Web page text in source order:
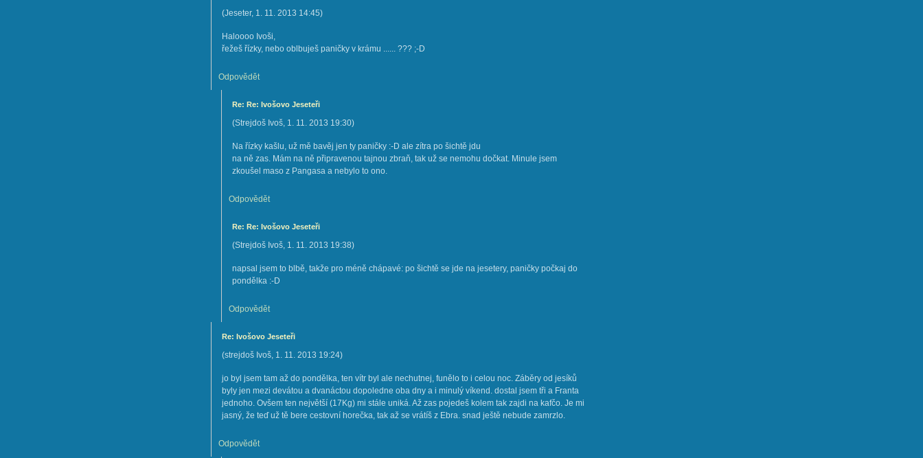
(Jeseter, 1. 11. 2013 14:45)
Haloooo Ivoši,
řežeš řízky, nebo oblbuješ paničky v krámu ...... ??? ;-D
Odpovědět
Re: Re: Ivošovo Jeseteři
(Strejdoš Ivoš, 1. 11. 2013 19:30)
Na řízky kašlu, už mě bavěj jen ty paničky :-D ale zítra po šichtě jdu
na ně zas. Mám na ně připravenou tajnou zbraň, tak už se nemohu dočkat. Minule jsem
zkoušel maso z Pangasa a nebylo to ono.
Odpovědět
Re: Re: Ivošovo Jeseteři
(Strejdoš Ivoš, 1. 11. 2013 19:38)
napsal jsem to blbě, takže pro méně chápavé: po šichtě se jde na jesetery, paničky počkaj do
pondělka :-D
Odpovědět
Re: Ivošovo Jeseteři
(strejdoš Ivoš, 1. 11. 2013 19:24)
jo byl jsem tam až do pondělka, ten vítr byl ale nechutnej, funělo to i celou noc. Záběry od jesíků
byly jen mezi devátou a dvanáctou dopoledne oba dny a i minulý víkend. dostal jsem tři a Franta
jednoho. Ovšem ten největší (17Kg) mi stále uniká. Až zas pojedeš kolem tak zajdi na kafčo. Je mi
jasný, že teď už tě bere cestovní horečka, tak až se vrátíš z Ebra. snad ještě nebude zamrzlo.
Odpovědět